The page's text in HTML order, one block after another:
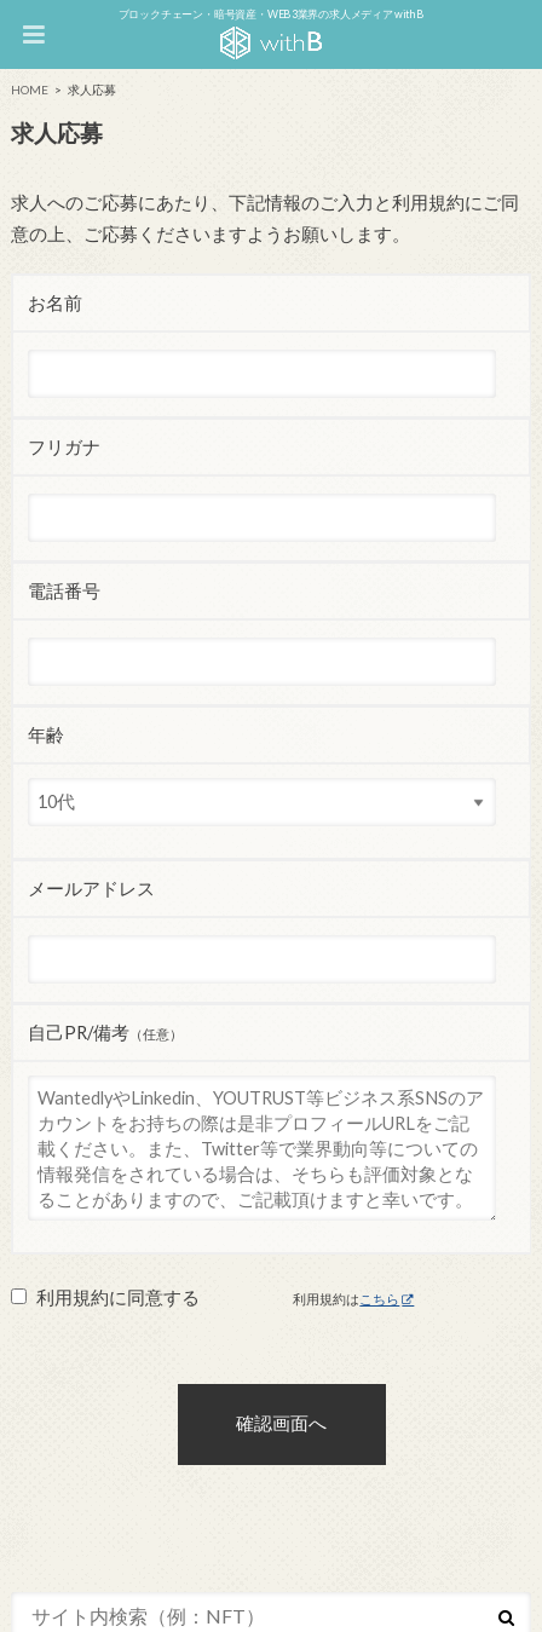
ブロックチェーン・暗号資産・WEB3業界の求人メディア withB
HOME 求人応募
求人応募
求人へのご応募にあたり、下記情報のご入力と利用規約にご同
意の上、ご応募くださいますようお願いします。
お名前
フリガナ
電話番号
年齢
メールアドレス
自己PR/備考（任意）
利用規約に同意する 利用規約は こちら